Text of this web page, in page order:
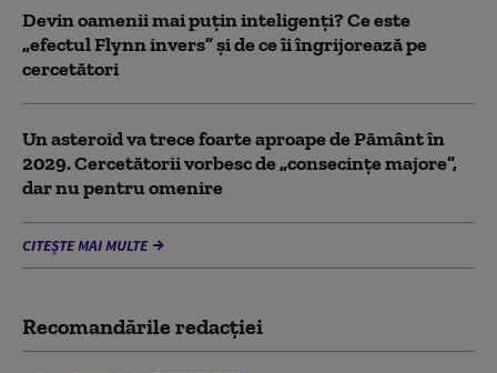
Devin oamenii mai puțin inteligenți? Ce este
„efectul Flynn invers” și de ce îi îngrijorează pe
cercetători
Un asteroid va trece foarte aproape de Pământ în
2029. Cercetătorii vorbesc de „consecințe majore”,
dar nu pentru omenire
CITEȘTE MAI MULTE
Recomandările redacţiei